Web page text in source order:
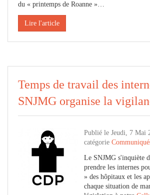
du « printemps de Roanne »…
Lire l'article
Temps de travail des
SNJMG organise la
Publié le Jeudi, 7 Mai
catégorie
Le SNJMG s'inquiète
prendre les internes
» des hôpitaux et les
chaque situation de